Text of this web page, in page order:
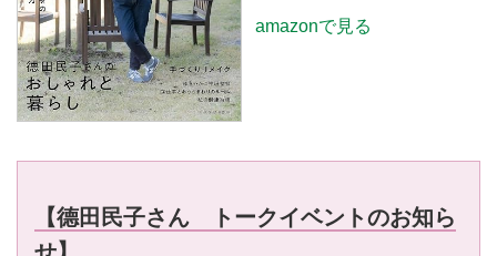
amazonで見る
【德田民子さん トークイベントのお知ら
せ】